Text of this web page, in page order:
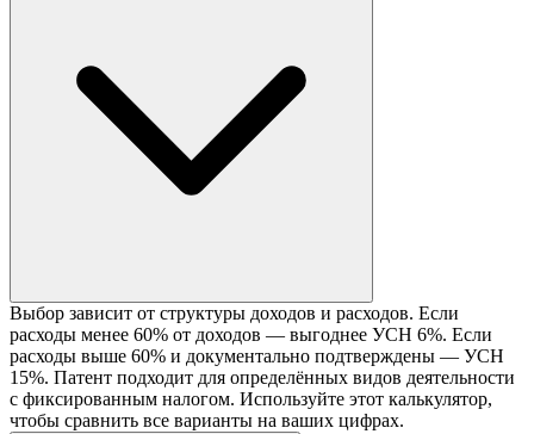
Выбор зависит от структуры доходов и расходов. Если
расходы менее 60% от доходов — выгоднее УСН 6%. Если
расходы выше 60% и документально подтверждены — УСН
15%. Патент подходит для определённых видов деятельности
с фиксированным налогом. Используйте этот калькулятор,
чтобы сравнить все варианты на ваших цифрах.